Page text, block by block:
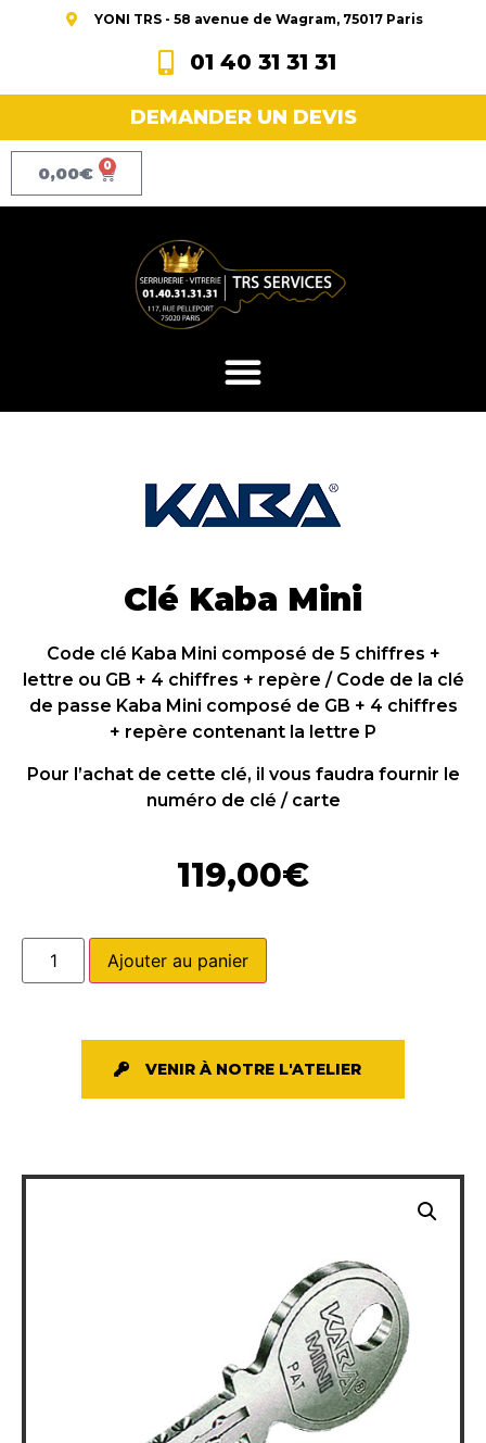
YONI TRS - 58 avenue de Wagram, 75017 Paris
01 40 31 31 31
DEMANDER UN DEVIS
0,00€ 0
Clé Kaba Mini
Code clé Kaba Mini composé de 5 chiffres +
lettre ou GB + 4 chiffres + repère / Code de la clé
de passe Kaba Mini composé de GB + 4 chiffres
+ repère contenant la lettre P
Pour l’achat de cette clé, il vous faudra fournir le
numéro de clé / carte
119,00€
Ajouter au panier
VENIR À NOTRE L'ATELIER